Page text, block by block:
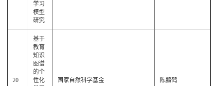
学习
模型
研究
20
基于
教育
知识
图谱
的个
性化
国家自然科学基金 陈鹏鹤